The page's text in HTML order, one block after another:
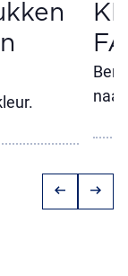
Ben
arrow_left_alt arrow_right_alt